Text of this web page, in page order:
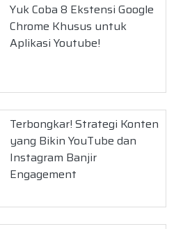
Yuk Coba 8 Ekstensi Google
Chrome Khusus untuk
Aplikasi Youtube!
Terbongkar! Strategi Konten
yang Bikin YouTube dan
Instagram Banjir
Engagement